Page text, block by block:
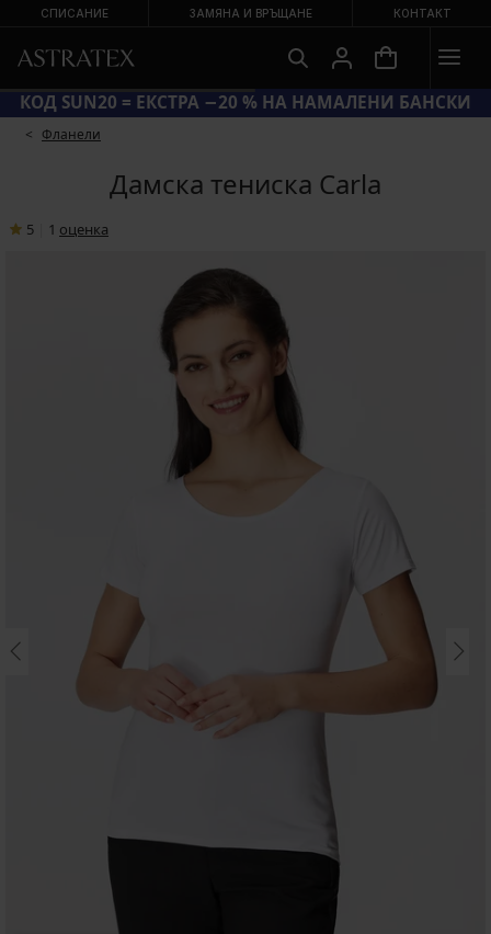
СПИСАНИЕ ЗАМЯНА И ВРЪЩАНЕ КОНТАКТ
КОД SUN20 = ЕКСТРА −20 % НА НАМАЛЕНИ БАНСКИ
Фланели
Дамска тениска Carla
5 1 oценка